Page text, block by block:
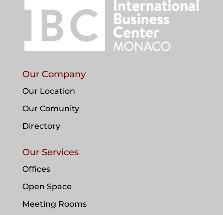
Our Company
Our Location
Our Comunity
Directory
Our Services
Offices
Open Space
Meeting Rooms